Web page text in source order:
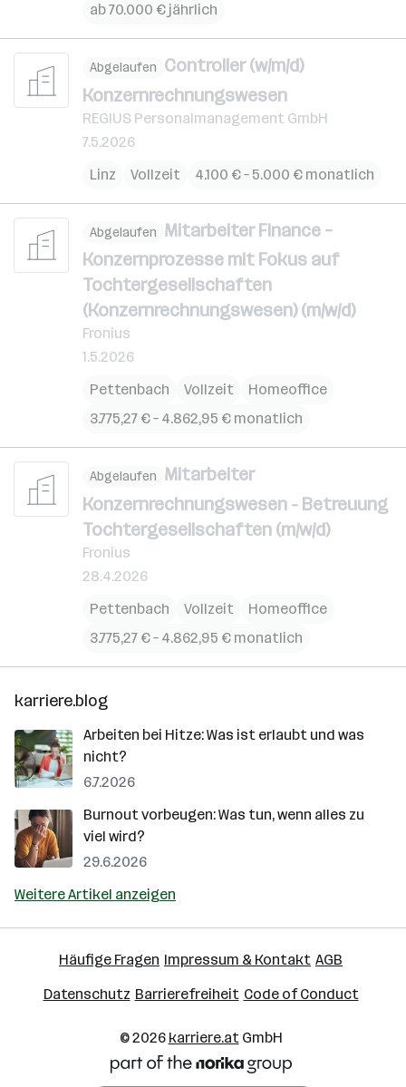
ab 70.000 € jährlich
Abgelaufen Controller (w/m/d)
Konzernrechnungswesen
REGIUS Personalmanagement GmbH
7.5.2026
Linz
Vollzeit 4.100 € – 5.000 € monatlich
Abgelaufen Mitarbeiter Finance –
Konzernprozesse mit Fokus auf
Tochtergesellschaften
(Konzernrechnungswesen) (m/w/d)
Fronius
1.5.2026
Pettenbach
Vollzeit
Homeoffice
3.775,27 € – 4.862,95 € monatlich
Abgelaufen Mitarbeiter
Konzernrechnungswesen - Betreuung
Tochtergesellschaften (m/w/d)
Fronius
28.4.2026
Pettenbach
Vollzeit
Homeoffice
3.775,27 € – 4.862,95 € monatlich
karriere.blog
Arbeiten bei Hitze: Was ist erlaubt und was
nicht?
6.7.2026
Burnout vorbeugen: Was tun, wenn alles zu
viel wird?
29.6.2026
Weitere Artikel anzeigen
Häufige Fragen Impressum & Kontakt AGB
Datenschutz Barrierefreiheit Code of Conduct
© 2026 karriere.at GmbH